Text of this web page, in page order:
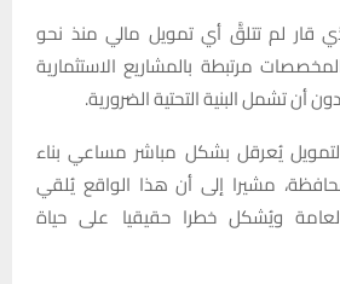
لم تتلقَّ أي تمويل مالي منذ نحو
مرتبطة بالمشاريع الاستثمارية
أن تشمل البنية التحتية الضرورية.
يُعرقل بشكل مباشر مساعي بناء
مشيرا إلى أن هذا الواقع يُلقي
ويُشكل خطرا حقيقيا على حياة